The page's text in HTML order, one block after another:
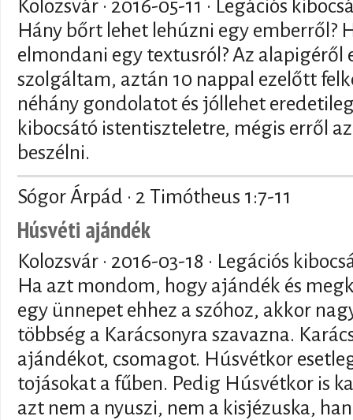
Kolozsvár · 2016-05-11 · Legációs
Hány bőrt lehet lehúzni egy emberről?
elmondani egy textusról? Az alapigéről
szolgáltam, aztán 10 nappal ezelőtt
néhány gondolatot és jóllehet
kibocsátó istentiszteletre, mégis erről
beszélni.
Sógor Árpád · 2 Timótheus 1:7-11
Húsvéti ajándék
Kolozsvár · 2016-03-18 · Legációs
Ha azt mondom, hogy ajándék és
egy ünnepet ehhez a szóhoz, akkor
többség a Karácsonyra szavazna.
ajándékot, csomagot. Húsvétkor
tojásokat a fűben. Pedig Húsvétkor is
azt nem a nyuszi, nem a kisjézuska,